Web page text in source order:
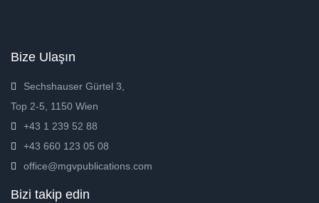
Bize Ulaşın
Sechshauser Gürtel 3,
Top 2-5, 1150 Wien
+43 1 239 52 88
+43 660 123 05 08
office@mgvpublications.com
Bizi takip edin